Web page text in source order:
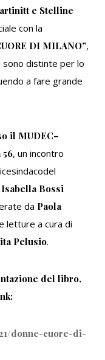
e Stelline
con la
DI MILANO”,
sono distinte per lo
a fare grande
il MUDEC–
, un incontro
Isabella Bossi
da Paola
letture a cura di
Pelusio.
del libro,
donne-cuore-di-